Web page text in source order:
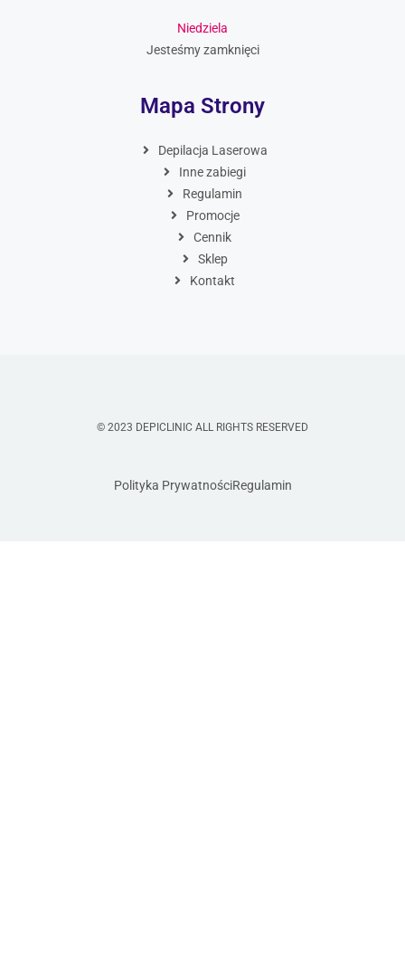
Niedziela
Jesteśmy zamknięci
Mapa Strony
Depilacja Laserowa
Inne zabiegi
Regulamin
Promocje
Cennik
Sklep
Kontakt
© 2023 DEPICLINIC ALL RIGHTS RESERVED
Polityka PrywatnościRegulamin